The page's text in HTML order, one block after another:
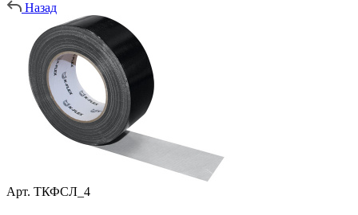
Назад
Арт. ТКФСЛ_4